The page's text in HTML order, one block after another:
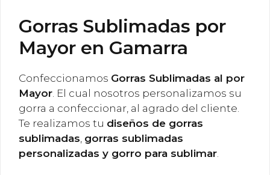
Gorras Sublimadas por
Mayor en Gamarra
Confeccionamos Gorras Sublimadas al por
Mayor. El cual nosotros personalizamos su
gorra a confeccionar, al agrado del cliente.
Te realizamos tu diseños de gorras
sublimadas, gorras sublimadas
personalizadas y gorro para sublimar.